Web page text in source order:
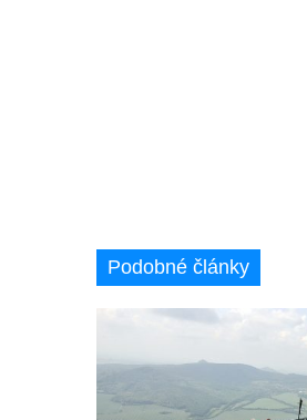
Podobné články